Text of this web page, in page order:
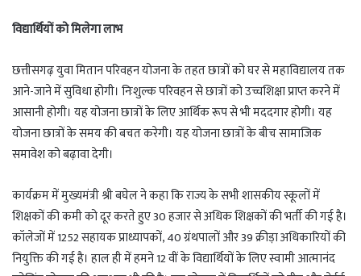
विद्यार्थियों को मिलेगा लाभ
छत्तीसगढ़ युवा मितान परिवहन योजना के तहत छात्रों को घर से महाविद्यालय तक
आने-जाने में सुविधा होगी। निःशुल्क परिवहन से छात्रों को उच्चशिक्षा प्राप्त करने में
आसानी होगी। यह योजना छात्रों के लिए आर्थिक रूप से भी मददगार होगी। यह
योजना छात्रों के समय की बचत करेगी। यह योजना छात्रों के बीच सामाजिक
समावेश को बढ़ावा देगी।
कार्यक्रम में मुख्यमंत्री श्री बघेल ने कहा कि राज्य के सभी शासकीय स्कूलों में
शिक्षकों की कमी को दूर करते हुए 30 हजार से अधिक शिक्षकों की भर्ती की गई है।
कॉलेजों में 1252 सहायक प्राध्यापकों, 40 ग्रंथपालों और 39 क्रीड़ा अधिकारियों की
नियुक्ति की गई है। हाल ही में हमने 12 वीं के विद्यार्थियों के लिए स्वामी आत्मानंद